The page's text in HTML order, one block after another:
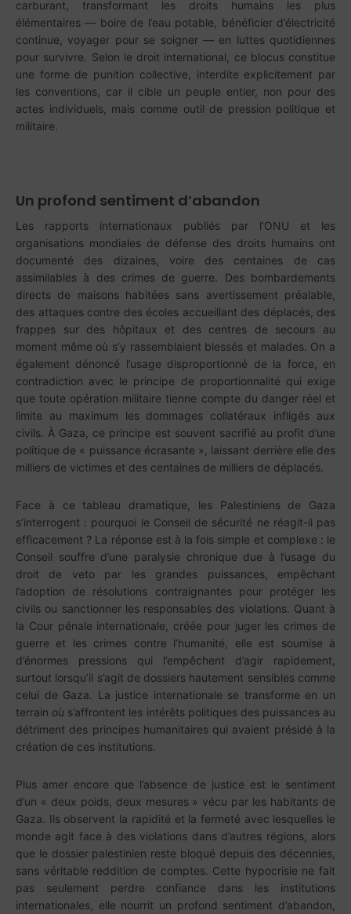
carburant, transformant les droits humains les plus
élémentaires — boire de l’eau potable, bénéficier d’électricité
continue, voyager pour se soigner — en luttes quotidiennes
pour survivre. Selon le droit international, ce blocus constitue
une forme de punition collective, interdite explicitement par
les conventions, car il cible un peuple entier, non pour des
actes individuels, mais comme outil de pression politique et
militaire.
Un profond sentiment d’abandon
Les rapports internationaux publiés par l’ONU et les
organisations mondiales de défense des droits humains ont
documenté des dizaines, voire des centaines de cas
assimilables à des crimes de guerre. Des bombardements
directs de maisons habitées sans avertissement préalable,
des attaques contre des écoles accueillant des déplacés, des
frappes sur des hôpitaux et des centres de secours au
moment même où s’y rassemblaient blessés et malades. On a
également dénoncé l’usage disproportionné de la force, en
contradiction avec le principe de proportionnalité qui exige
que toute opération militaire tienne compte du danger réel et
limite au maximum les dommages collatéraux infligés aux
civils. À Gaza, ce principe est souvent sacrifié au profit d’une
politique de « puissance écrasante », laissant derrière elle des
milliers de victimes et des centaines de milliers de déplacés.
Face à ce tableau dramatique, les Palestiniens de Gaza
s’interrogent : pourquoi le Conseil de sécurité ne réagit-il pas
efficacement ? La réponse est à la fois simple et complexe : le
Conseil souffre d’une paralysie chronique due à l’usage du
droit de veto par les grandes puissances, empêchant
l’adoption de résolutions contraignantes pour protéger les
civils ou sanctionner les responsables des violations. Quant à
la Cour pénale internationale, créée pour juger les crimes de
guerre et les crimes contre l’humanité, elle est soumise à
d’énormes pressions qui l’empêchent d’agir rapidement,
surtout lorsqu’il s’agit de dossiers hautement sensibles comme
celui de Gaza. La justice internationale se transforme en un
terrain où s’affrontent les intérêts politiques des puissances au
détriment des principes humanitaires qui avaient présidé à la
création de ces institutions.
Plus amer encore que l’absence de justice est le sentiment
d’un « deux poids, deux mesures » vécu par les habitants de
Gaza. Ils observent la rapidité et la fermeté avec lesquelles le
monde agit face à des violations dans d’autres régions, alors
que le dossier palestinien reste bloqué depuis des décennies,
sans véritable reddition de comptes. Cette hypocrisie ne fait
pas seulement perdre confiance dans les institutions
internationales, elle nourrit un profond sentiment d’abandon,